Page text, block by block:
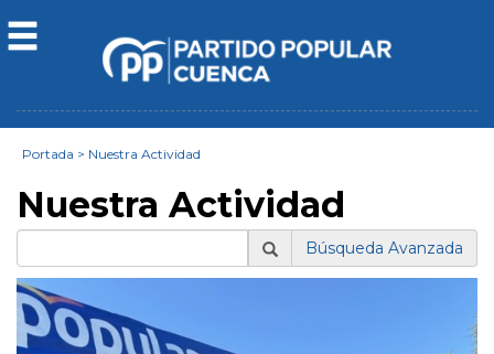
Portada > Nuestra Actividad
Nuestra Actividad
Búsqueda Avanzada